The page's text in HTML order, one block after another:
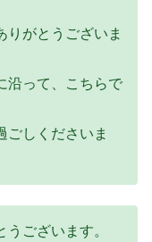
りがとうございま
沿って、こちらで
ごしくださいま
ございます。